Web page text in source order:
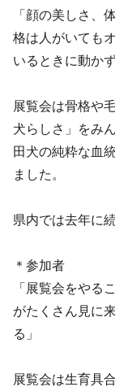
「顔の美しさ、
格は人がいても
いるときに動か
展覧会は骨格や
犬らしさ」をみ
田犬の純粋な血
ました。
県内では去年に
＊参加者
「展覧会をやる
がたくさん見に
る」
展覧会は生育具